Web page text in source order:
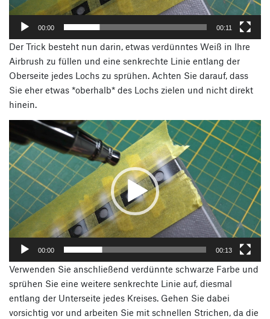
00:00 00:11
Der Trick besteht nun darin, etwas verdünntes Weiß in Ihre
Airbrush zu füllen und eine senkrechte Linie entlang der
Oberseite jedes Lochs zu sprühen. Achten Sie darauf, dass
Sie eher etwas *oberhalb* des Lochs zielen und nicht direkt
hinein.
Player
00:00 00:13
Verwenden Sie anschließend verdünnte schwarze Farbe und
sprühen Sie eine weitere senkrechte Linie auf, diesmal
entlang der Unterseite jedes Kreises. Gehen Sie dabei
vorsichtig vor und arbeiten Sie mit schnellen Strichen, da die